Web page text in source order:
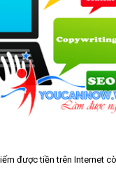
được tiền trên Internet